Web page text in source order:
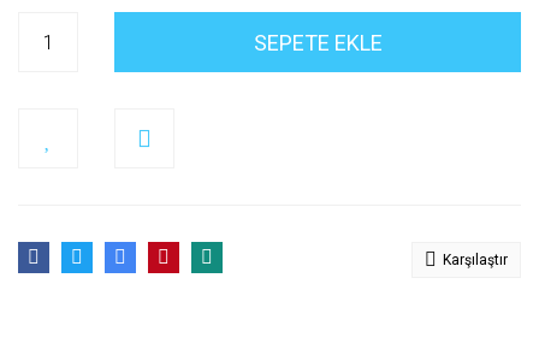
SEPETE EKLE
Karşılaştır